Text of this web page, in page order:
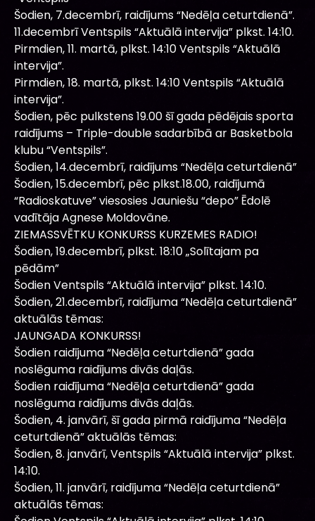
Šodien, 7.decembrī, raidījums “Nedēļa ceturtdienā”.
11.decembrī Ventspils “Aktuālā intervija” plkst. 14:10.
Pirmdien, 11. martā, plkst. 14:10 Ventspils “Aktuālā
intervija”.
Pirmdien, 18. martā, plkst. 14:10 Ventspils “Aktuālā
intervija”.
Šodien, pēc pulkstens 19.00 šī gada pēdējais sporta
raidījums – Triple-double sadarbībā ar Basketbola
klubu “Ventspils”.
Šodien, 14.decembrī, raidījums “Nedēļa ceturtdienā”
Šodien, 15.decembrī, pēc plkst.18.00, raidījumā
“Radioskatuve” viesosies Jauniešu “depo” Ēdolē
vadītāja Agnese Moldovāne.
ZIEMASSVĒTKU KONKURSS KURZEMES RADIO!
Šodien, 19.decembrī, plkst. 18:10 „Solītajam pa
pēdām”
Šodien Ventspils “Aktuālā intervija” plkst. 14:10.
Šodien, 21.decembrī, raidījuma “Nedēļa ceturtdienā”
aktuālās tēmas:
JAUNGADA KONKURSS!
Šodien raidījuma “Nedēļa ceturtdienā” gada
noslēguma raidījums divās daļās.
Šodien raidījuma “Nedēļa ceturtdienā” gada
noslēguma raidījums divās daļās.
Šodien, 4. janvārī, šī gada pirmā raidījuma “Nedēļa
ceturtdienā” aktuālās tēmas:
Šodien, 8. janvārī, Ventspils “Aktuālā intervija” plkst.
14:10.
Šodien, 11. janvārī, raidījuma “Nedēļa ceturtdienā”
aktuālās tēmas: